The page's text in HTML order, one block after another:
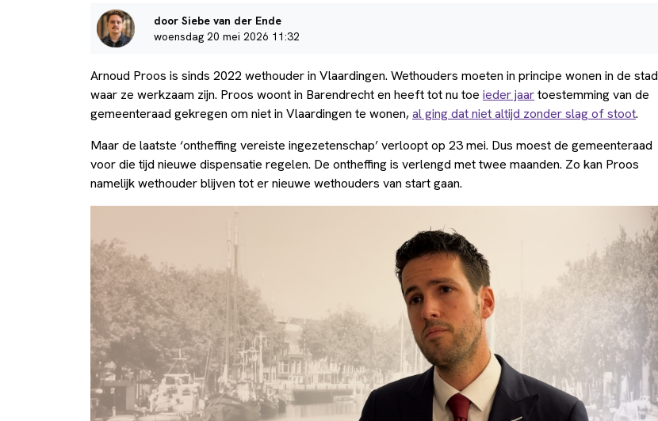
door Siebe van der Ende
woensdag 20 mei 2026 11:32
Arnoud Proos is sinds 2022 wethouder in Vlaardingen. Wethouders moeten in principe wonen in de stad
waar ze werkzaam zijn. Proos woont in Barendrecht en heeft tot nu toe ieder jaartoestemming van de
gemeenteraad gekregen om niet in Vlaardingen te wonen,al ging dat niet altijd zonder slag of stoot.
Maar de laatste ‘ontheffing vereiste ingezetenschap’ verloopt op 23 mei. Dus moest de gemeenteraad
voor die tijd nieuwe dispensatie regelen. De ontheffing is verlengd met twee maanden. Zo kan Proos
namelijk wethouder blijven tot er nieuwe wethouders van start gaan.